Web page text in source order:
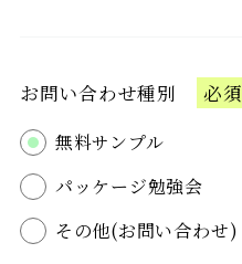
お問い合わせ種別 必須
無料サンプル
パッケージ勉強会
その他(お問い合わせ)